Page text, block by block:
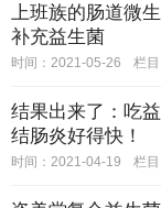
上班族的肠道微
补充益生菌
时间：2021-05-26 栏目
结果出来了：吃
结肠炎好得快！
时间：2021-04-19 栏目